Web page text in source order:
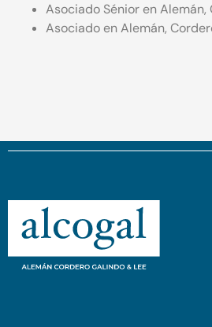
Asociado Sénior en
Asociado en Alemán,